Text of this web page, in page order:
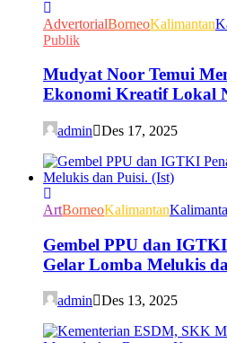
AdvertorialBorneoKalimantan
Publik
Mudyat Noor Temui
Ekonomi Kreatif Lokal
admin Des 17, 2025
ArtBorneoKalimantan
Gembel PPU dan
Gelar Lomba Melukis
admin Des 13, 2025